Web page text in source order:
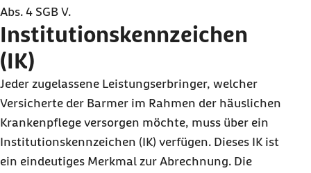
Abs. 4 SGB V.
Institutionskennzeichen
(IK)
Jeder zugelassene Leistungserbringer, welcher
Versicherte der Barmer im Rahmen der häuslichen
Krankenpflege versorgen möchte, muss über ein
Institutionskennzeichen (IK) verfügen. Dieses IK ist
ein eindeutiges Merkmal zur Abrechnung. Die